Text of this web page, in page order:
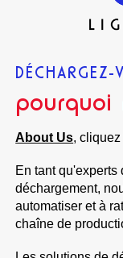
DÉCHARGEZ-
pourquoi
About Us, cliquez
En tant
déchargement,
automatiser et à
chaîne de